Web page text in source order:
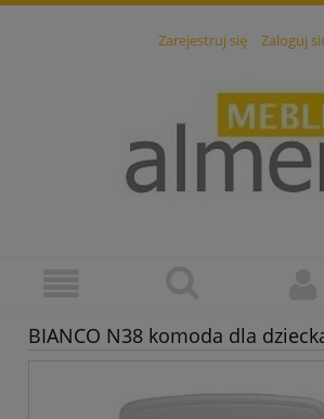
Zarejestruj się Zaloguj
BIANCO N38 komoda dla